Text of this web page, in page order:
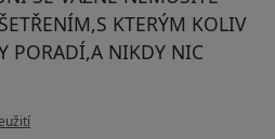
KTERÝM KOLIV
PORADÍ,A NIKDY NIC
uživatele Pacient